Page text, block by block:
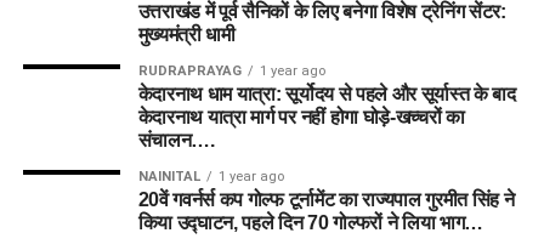
उत्तराखंड में पूर्व सैनिकों के लिए बनेगा विशेष ट्रेनिंग सेंटर:
मुख्यमंत्री धामी
RUDRAPRAYAG 1 year ago
केदारनाथ धाम यात्रा: सूर्योदय से पहले और सूर्यास्त के बाद
केदारनाथ यात्रा मार्ग पर नहीं होगा घोड़े-खच्चरों का
संचालन….
NAINITAL 1 year ago
20वें गवर्नर्स कप गोल्फ टूर्नामेंट का राज्यपाल गुरमीत सिंह ने
किया उद्घाटन, पहले दिन 70 गोल्फरों ने लिया भाग…